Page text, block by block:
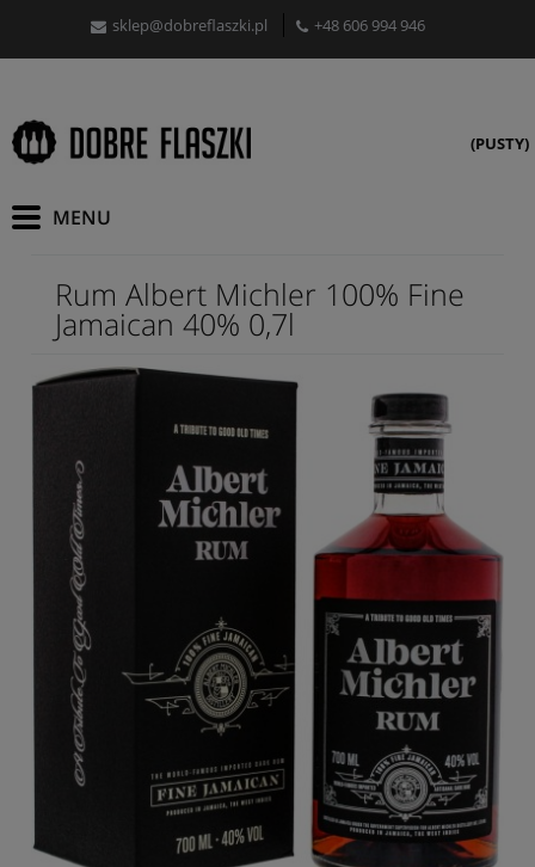
sklep@dobreflaszki.pl +48 606 994 946
(PUSTY)
Rum Albert Michler 100% Fine
Jamaican 40% 0,7l